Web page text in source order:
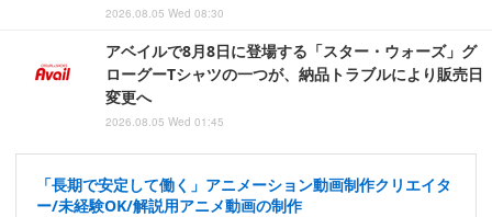
2026.08.05 Wed 08:30
アベイルで8月8日に登場する「スター・ウォーズ」グ
ローグーTシャツの一つが、納品トラブルにより販売日
変更へ
2026.08.05 Wed 01:45
「長期で安定して働く」アニメーション動画制作クリエイタ
ー/未経験OK/解説用アニメ動画の制作